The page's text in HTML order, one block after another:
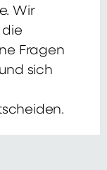
Wir
die
Fragen
sich